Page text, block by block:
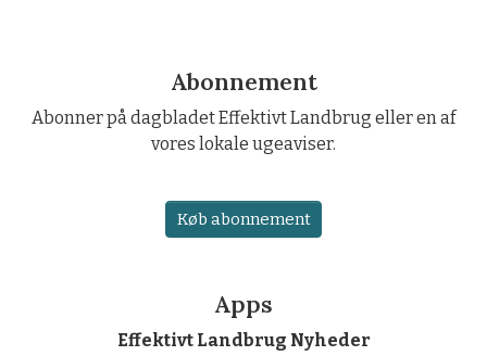
Abonnement
Abonner på dagbladet Effektivt Landbrug eller en af
vores lokale ugeaviser.
Køb abonnement
Apps
Effektivt Landbrug Nyheder